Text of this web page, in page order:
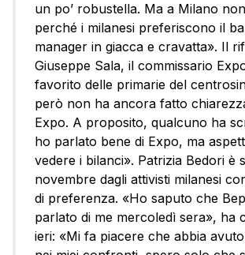
un po’ robustella. Ma a Milano
perché i milanesi preferiscono il
manager in giacca e cravatta». Il
Giuseppe Sala, il commissario
favorito delle primarie del
però non ha ancora fatto
Expo. A proposito, qualcuno ha
ho parlato bene di Expo, ma
vedere i bilanci». Patrizia Bedori è
novembre dagli attivisti milanesi
di preferenza. «Ho saputo che
parlato di me mercoledì sera», ha
ieri: «Mi fa piacere che abbia